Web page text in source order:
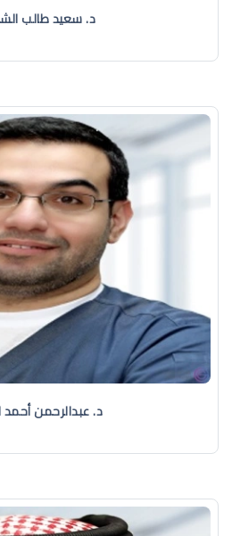
د. سعيد طالب
د. عبدالرحمن أحمد